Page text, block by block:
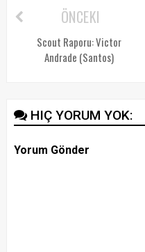
ÖNCEKI
Scout Raporu: Victor
Andrade (Santos)
HIÇ YORUM YOK:
Yorum Gönder